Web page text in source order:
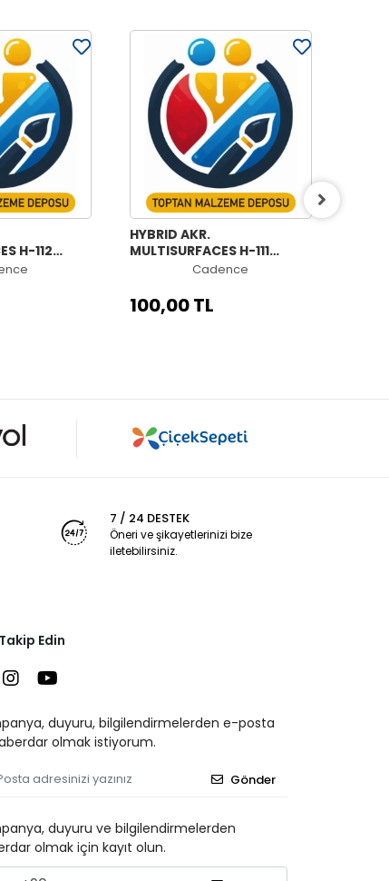
H-112
HYBRID AKR.
MULTISURFACES H-111
KRALİYET YEŞİLİ 70ML
Cadence
100,00 TL
7 / 24 DESTEK
Öneri ve şikayetlerinizi bize
iletebilirsiniz.
Edin
duyuru, bilgilendirmelerden e-posta
olmak istiyorum.
Gönder
duyuru ve bilgilendirmelerden
olmak için kayıt olun.